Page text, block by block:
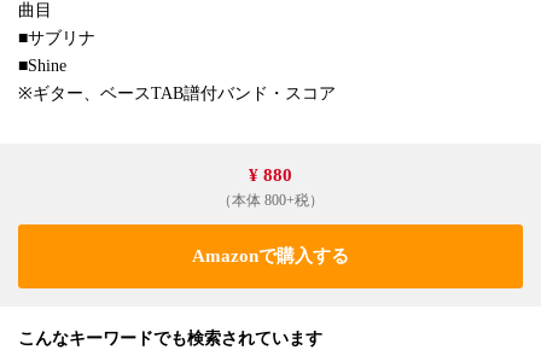
曲目
■サブリナ
■Shine
※ギター、ベースTAB譜付バンド・スコア
¥ 880
（本体 800+税）
Amazonで購入する
こんなキーワードでも検索されています